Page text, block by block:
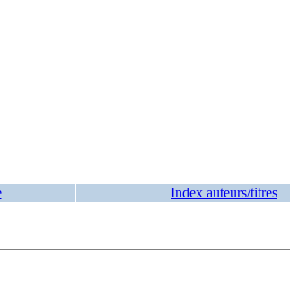
Index auteurs/titres